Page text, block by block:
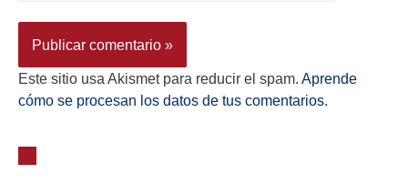
Este sitio usa Akismet para reducir el spam. Aprende
cómo se procesan los datos de tus comentarios.